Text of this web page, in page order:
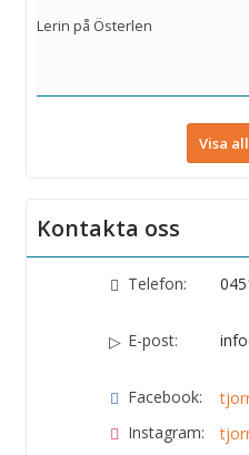
Lerin på Österlen
Visa
Kontakta oss
Telefon:
E-post:
Facebook:
Instagram: